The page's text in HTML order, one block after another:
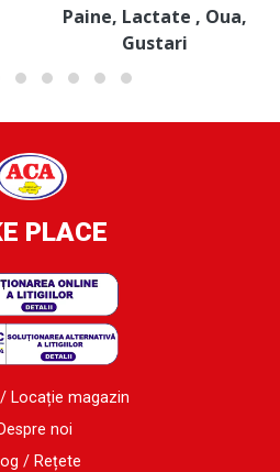
Paine, Lactate , Oua,
Gustari
PLACE
Locație magazin
Despre noi
/ Rețete